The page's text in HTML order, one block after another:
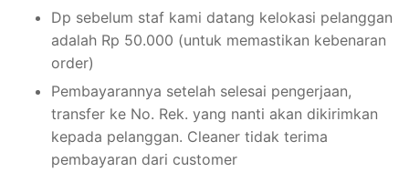
Dp sebelum staf kami datang kelokasi pelanggan
adalah Rp 50.000 (untuk memastikan kebenaran
order)
Pembayarannya setelah selesai pengerjaan,
transfer ke No. Rek. yang nanti akan dikirimkan
kepada pelanggan. Cleaner tidak terima
pembayaran dari customer